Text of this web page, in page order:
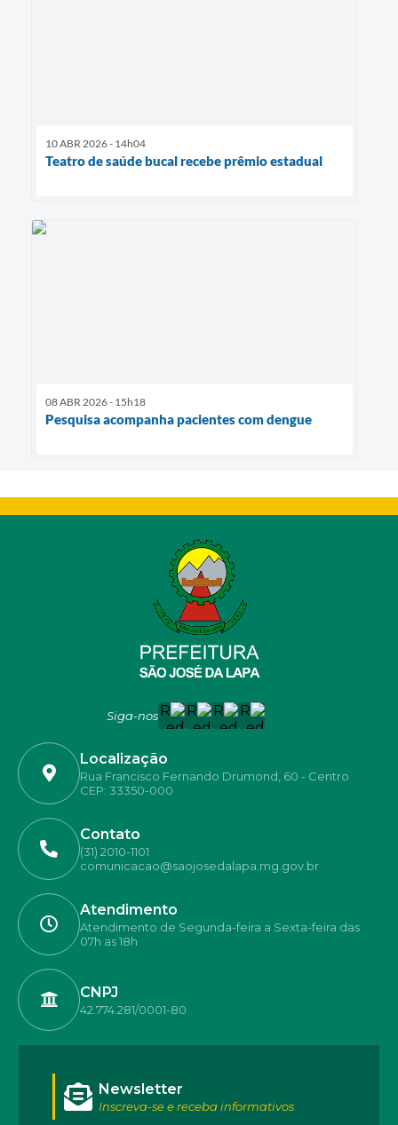
10 ABR 2026 - 14h04
Teatro de saúde bucal recebe prêmio estadual
08 ABR 2026 - 15h18
Pesquisa acompanha pacientes com dengue
Siga-nos
Localização
Rua Francisco Fernando Drumond, 60 - Centro
CEP: 33350-000
Contato
(31) 2010-1101
comunicacao@saojosedalapa.mg.gov.br
Atendimento
Atendimento de Segunda-feira a Sexta-feira das
07h as 18h
CNPJ
42.774.281/0001-80
Newsletter
Inscreva-se e receba informativos